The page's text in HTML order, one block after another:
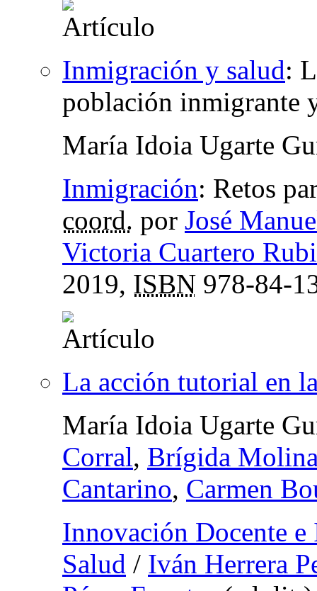
Inmigración y salud:
población inmigrante
María Idoia Ugarte
Inmigración: Retos
coord. por José
Victoria Cuartero
2019, ISBN 978-84-
La acción tutorial en
María Idoia Ugarte
Corral, Brígida
Cantarino, Carmen
Innovación Docente
Salud / Iván Herrera